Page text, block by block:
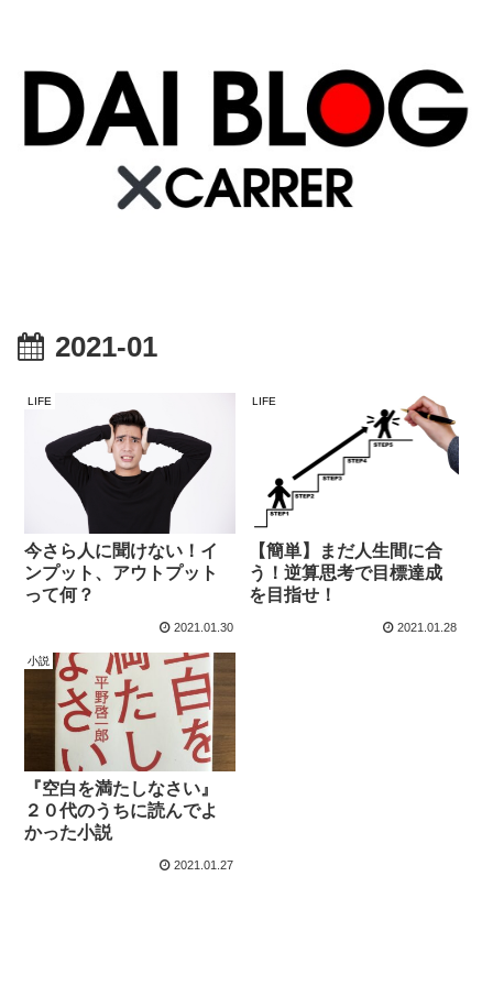
2021-01
LIFE
今さら人に聞けない！イ
ンプット、アウトプット
って何？
2021.01.30
LIFE
【簡単】まだ人生間に合
う！逆算思考で目標達成
を目指せ！
2021.01.28
小説
『空白を満たしなさい』
２０代のうちに読んでよ
かった小説
2021.01.27